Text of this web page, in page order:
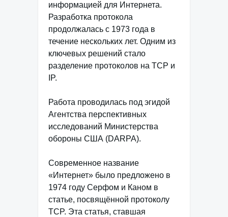
информацией для Интернета.
Разработка протокола
продолжалась с 1973 года в
течение нескольких лет. Одним из
ключевых решений стало
разделение протоколов на TCP и
IP.
Работа проводилась под эгидой
Агентства перспективных
исследований Министерства
обороны США (DARPA).
Современное название
«Интернет» было предложено в
1974 году Серфом и Каном в
статье, посвящённой протоколу
TCP. Эта статья, ставшая